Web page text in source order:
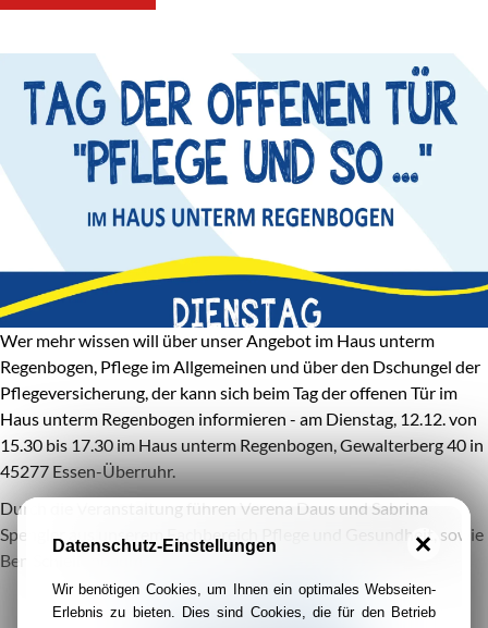
Wer mehr wissen will über unser Angebot im Haus unterm
Regenbogen, Pflege im Allgemeinen und über den Dschungel der
Pflegeversicherung, der kann sich beim Tag der offenen Tür im
Haus unterm Regenbogen informieren - am Dienstag, 12.12. von
15.30 bis 17.30 im Haus unterm Regenbogen, Gewalterberg 40 in
45277 Essen-Überruhr.
Durch die Veranstaltung führen Verena Daus und Sabrina
Spengler aus unserem Fachbereich Pflege und Gesundheit, sowie
Ben Schleifenbaum.
Datenschutz-Einstellungen
Wir benötigen Cookies, um Ihnen ein optimales Webseiten-
Erlebnis zu bieten. Dies sind Cookies, die für den Betrieb